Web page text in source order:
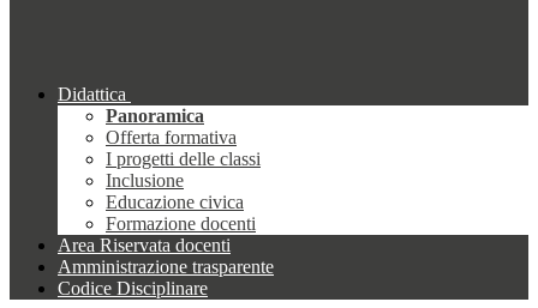
Didattica
Panoramica
Offerta formativa
I progetti delle classi
Inclusione
Educazione civica
Formazione docenti
Area Riservata docenti
Amministrazione trasparente
Codice Disciplinare